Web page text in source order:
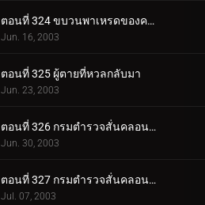
ตอนที่ 324 ขบวนพาเหรดของความดีและความชั่ว (ตอนจบ)
Jun. 16, 2003
ตอนที่ 325 ผู้ตายที่หวลกลับมา
Jun. 23, 2003
ตอนที่ 326 กรมตำรวจสั่นคลอน ตัวประกัน 12 ล้านคน (ตอนพิเศษ ตอนแรก)
Jun. 30, 2003
ตอนที่ 327 กรมตำรวจสั่นคลอน ตัวประกัน 12 ล้านคน (ตอนพิเศษ ตอนที่ 2)
Jul. 07, 2003